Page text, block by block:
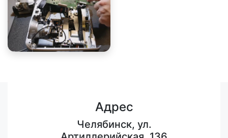
Адрес
Челябинск, ул.